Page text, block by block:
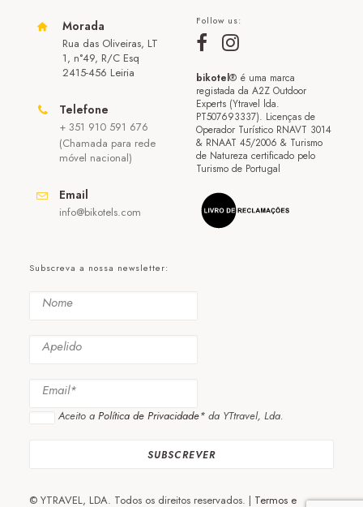
Morada
Rua das Oliveiras, LT
1, n°49, R/C Esq
2415-456 Leiria
Telefone
+ 351 910 591 676
(Chamada para rede
móvel nacional)
Email
info@bikotels.com
Follow us:
bikotel® é uma marca
registada da A2Z Outdoor
Experts (Ytravel lda.
PT507693337). Licenças de
Operador Turístico RNAVT 3014
& RNAAT 45/2006 & Turismo
de Natureza certificado pelo
Turismo de Portugal
Subscreva a nossa newsletter:
Aceito a Política de Privacidade* da YTtravel, Lda.
© YTRAVEL, LDA. Todos os direitos reservados. | Termos e